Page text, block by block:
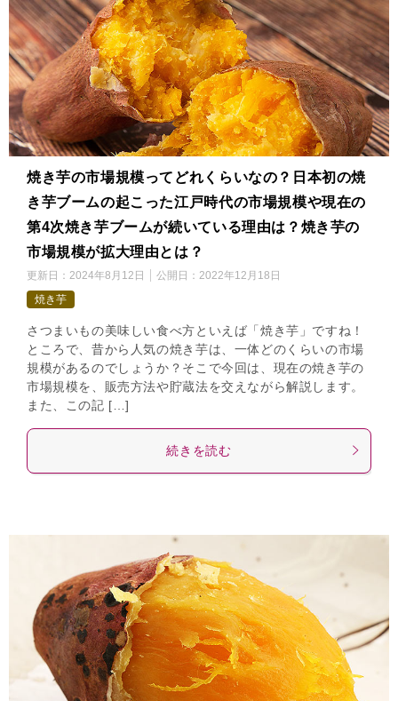
焼き芋の市場規模ってどれくらいなの？日本初の焼
き芋ブームの起こった江戸時代の市場規模や現在の
第4次焼き芋ブームが続いている理由は？焼き芋の
市場規模が拡大理由とは？
更新日： 2024年8月12日 公開日： 2022年12月18日
焼き芋
さつまいもの美味しい食べ方といえば「焼き芋」ですね！
ところで、昔から人気の焼き芋は、一体どのくらいの市場
規模があるのでしょうか？そこで今回は、現在の焼き芋の
市場規模を、販売方法や貯蔵法を交えながら解説します。
また、この記 […]
続きを読む